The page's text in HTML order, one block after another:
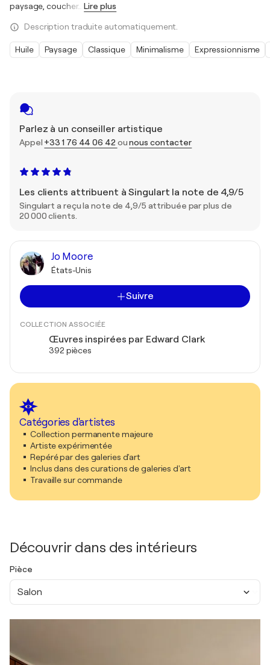
Parlez à un conseiller artistique
Appel +33 1 76 44 06 42 ounous contacter
Les clients attribuent à Singulart la note de 4,9/5
Singulart a reçu la note de 4,9/5 attribuée par plus de
20 000 clients.
Jo Moore
États-Unis
Suivre
COLLECTION ASSOCIÉE
Œuvres inspirées par Edward Clark
392 pièces
Catégories d'artistes
Collection permanente majeure
Artiste expérimentée
Repéré par des galeries d'art
Inclus dans des curations de galeries d'art
Travaille sur commande
Découvrir dans des intérieurs
Pièce
Salon
paysage, coucher… Lire plus
Description traduite automatiquement.
Huile Paysage Classique Minimalisme Expressionnisme